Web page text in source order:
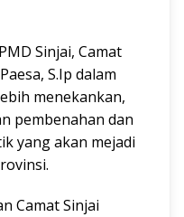
Sinjai, Camat
S.Ip dalam
menekankan,
pembenahan dan
yang akan mejadi
Camat Sinjai